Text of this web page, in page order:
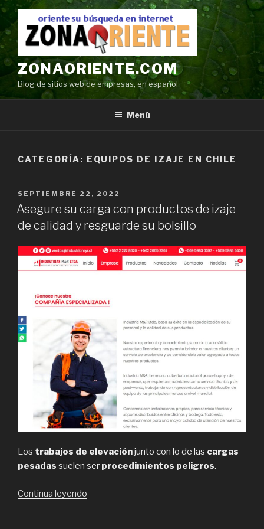
Ir
contenido
ZONAORIENTE.COM
Blog de sitios web de empresas, en español
Menú
CATEGORÍA: EQUIPOS DE IZAJE EN CHILE
POSTED
ON
SEPTIEMBRE 22, 2022
Asegure su carga con productos de izaje
de calidad y resguarde su bolsillo
Los trabajos de elevaciónjunto con lo de las cargas
pesadas suelen ser procedimientos peligros.
Continua leyendo